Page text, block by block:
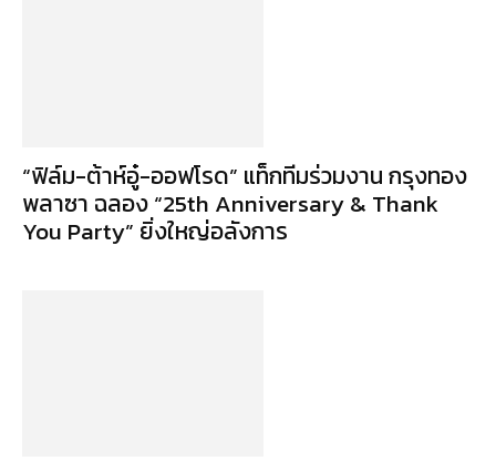
“ฟิล์ม-ต้าห์อู๋-ออฟโรด” แท็กทีมร่วมงาน กรุงทอง
พลาซา ฉลอง “25th Anniversary & Thank
You Party” ยิ่งใหญ่อลังการ